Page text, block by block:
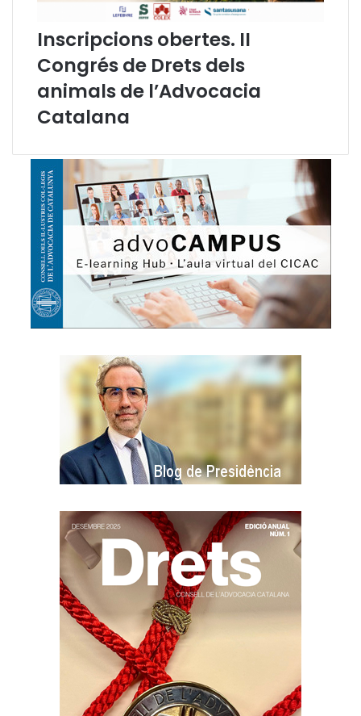
Inscripcions obertes. II
Congrés de Drets dels
animals de l’Advocacia
Catalana